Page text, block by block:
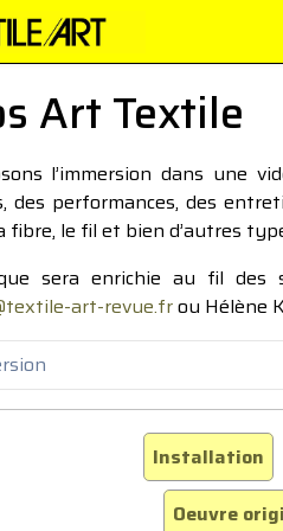
Art Textile
l’immersion dans une
des performances, des
fibre, le fil et bien d’autres
sera enrichie au fil des
art-revue.frou Hélène
Installation
Oeuvre